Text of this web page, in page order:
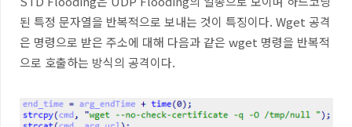
된 특정 문자열을 반복적으로 보내는 것이 특징이다. Wget 공격
은 명령으로 받은 주소에 대해 다음과 같은 wget 명령을 반복적
으로 호출하는 방식의 공격이다.